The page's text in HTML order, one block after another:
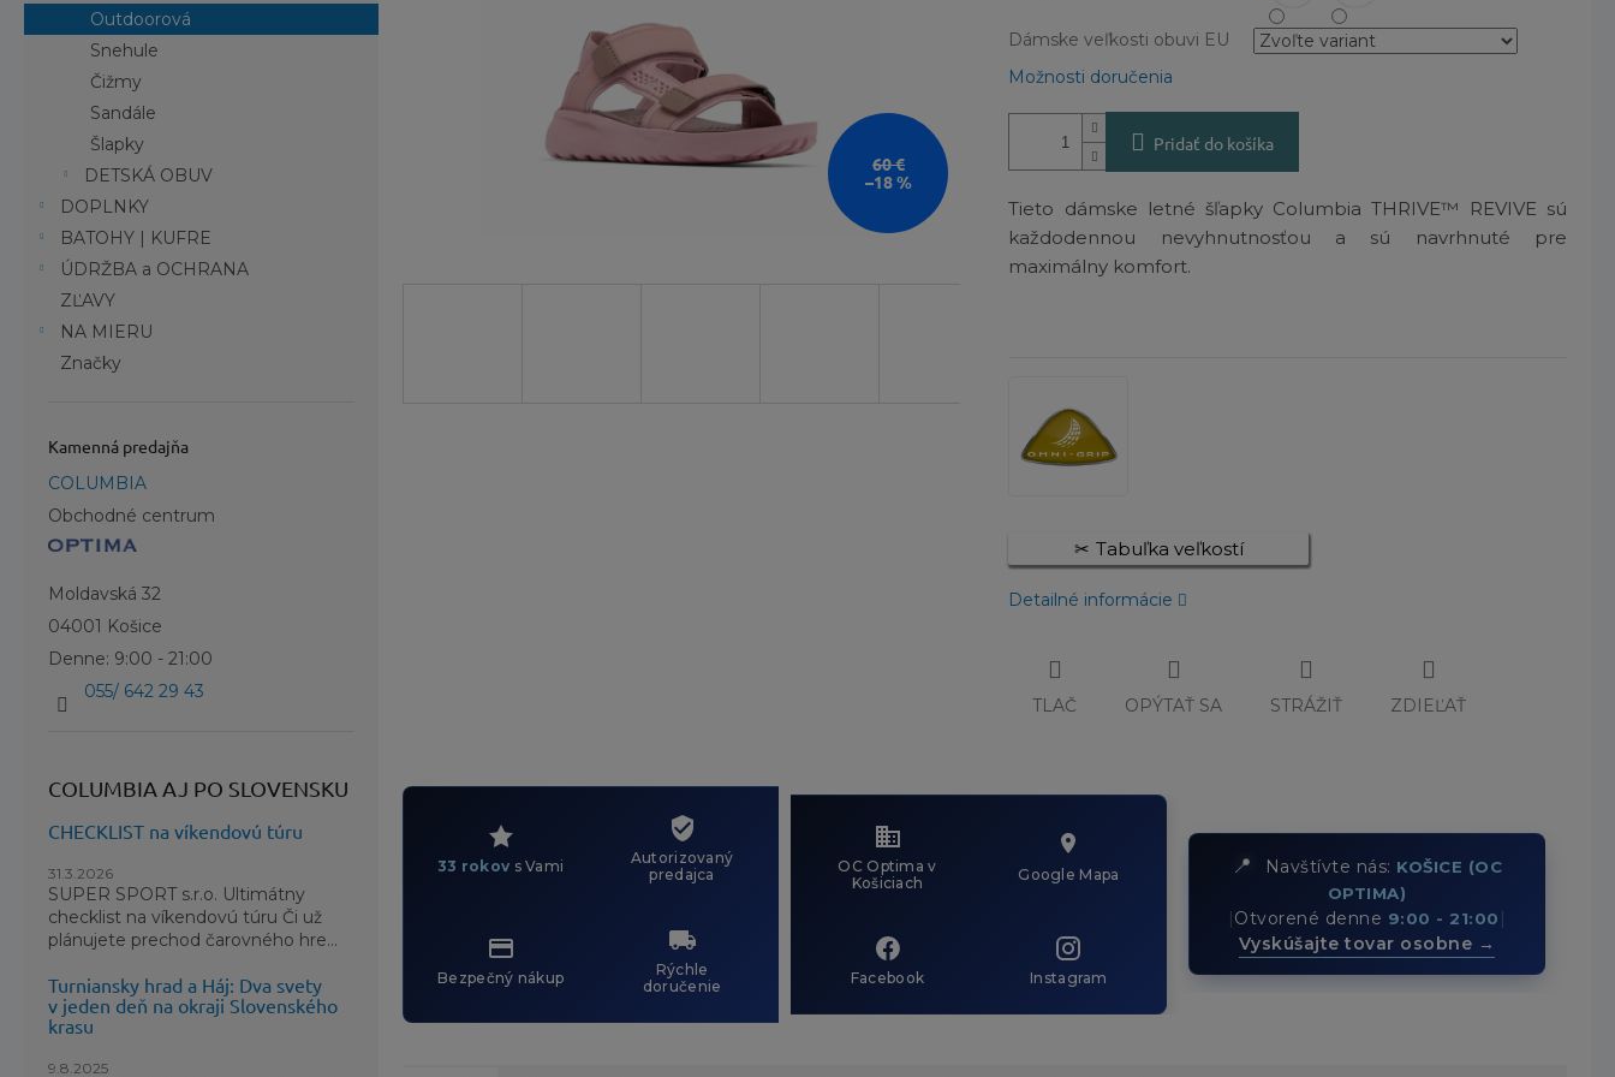
Outdoorová
Snehule
Čižmy
Sandále
Šlapky
DETSKÁ OBUV
DOPLNKY
BATOHY | KUFRE
ÚDRŽBA a OCHRANA
ZĽAVY
NA MIERU
Značky
Kamenná predajňa
COLUMBIA
Obchodné centrum
Moldavská 32
04001 Košice
Denne: 9:00 - 21:00
055/ 642 29 43
COLUMBIA AJ PO SLOVENSKU
CHECKLIST na víkendovú túru
31.3.2026
SUPER SPORT s.r.o. Ultimátny
checklist na víkendovú túru Či už
plánujete prechod čarovného hre...
Turniansky hrad a Háj: Dva svety
v jeden deň na okraji Slovenského
krasu
9.8.2025
60 €
–18 %
Dámske veľkosti obuvi EU
Možnosti doručenia
Pridať do košíka
Tieto dámske letné šľapky Columbia THRIVE™ REVIVE sú
každodennou nevyhnutnosťou a sú navrhnuté pre
maximálny komfort.
Tabuľka veľkostí
Detailné informácie
TLAČ OPÝTAŤ SA STRÁŽIŤ ZDIEĽAŤ
33 rokov s Vami
Autorizovaný
predajca
Bezpečný nákup
Rýchle
doručenie
OC Optima v
Košiciach
Google Mapa
Facebook Instagram
📍 Navštívte nás: KOŠICE (OC
OPTIMA)
Otvorené denne 9:00 - 21:00
Vyskúšajte tovar osobne →